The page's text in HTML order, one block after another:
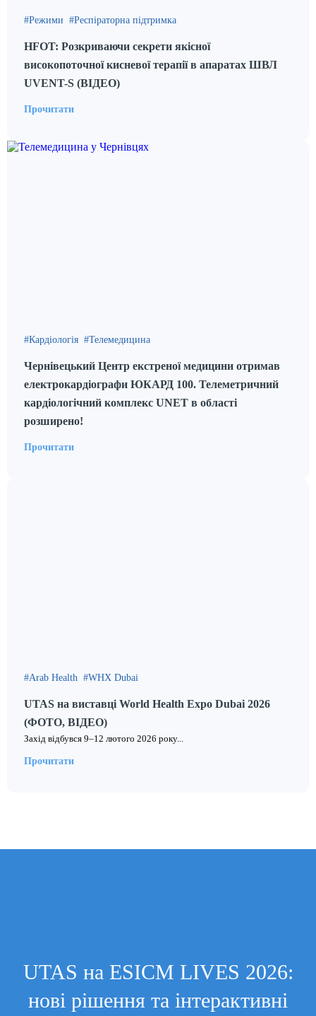
Режими Респіраторна підтримка
HFOT: Розкриваючи секрети якісної
високопоточної кисневої терапії в апаратах ШВЛ
UVENT-S (ВІДЕО)
Прочитати
Кардіологія Телемедицина
Чернівецький Центр екстреної медицини отримав
електрокардіографи ЮКАРД 100. Телеметричний
кардіологічний комплекс UNET в області
розширено!
Прочитати
Arab Health WHX Dubai
UTAS на виставці World Health Expo Dubai 2026
(ФОТО, ВІДЕО)
Захід відбувся 9–12 лютого 2026 року...
Прочитати
UTAS на ESICM LIVES 2026:
нові рішення та інтерактивні